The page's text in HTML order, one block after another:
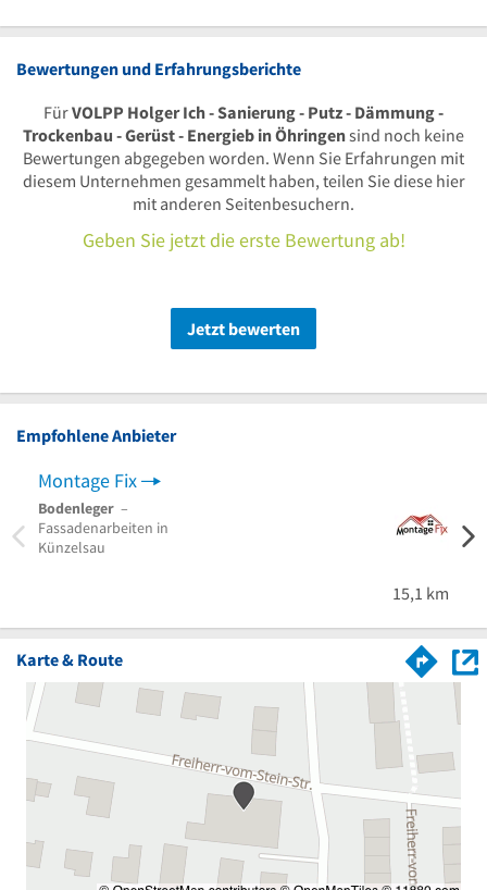
Bewertungen und Erfahrungsberichte
FürVOLPP Holger Ich - Sanierung - Putz - Dämmung -
Trockenbau - Gerüst - Energieb in Öhringensind noch keine
Bewertungen abgegeben worden. Wenn Sie Erfahrungen mit
diesem Unternehmen gesammelt haben, teilen Sie diese hier
mit anderen Seitenbesuchern.
Geben Sie jetzt die erste Bewertung ab!
Jetzt bewerten
Empfohlene Anbieter
Montage Fix
Bodenleger –
Fassadenarbeiten in
Künzelsau
15,1 km
Karte & Route